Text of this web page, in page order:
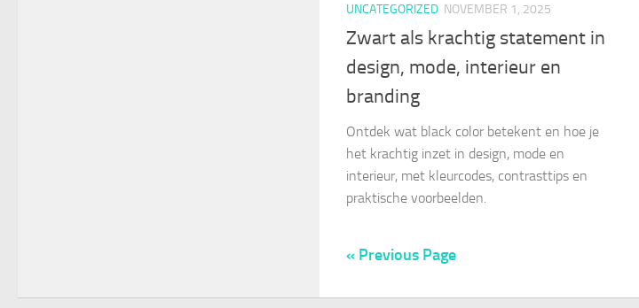
UNCATEGORIZED NOVEMBER 1, 2025
Zwart als krachtig statement in
design, mode, interieur en
branding
Ontdek wat black color betekent en hoe je
het krachtig inzet in design, mode en
interieur, met kleurcodes, contrasttips en
praktische voorbeelden.
« Previous Page